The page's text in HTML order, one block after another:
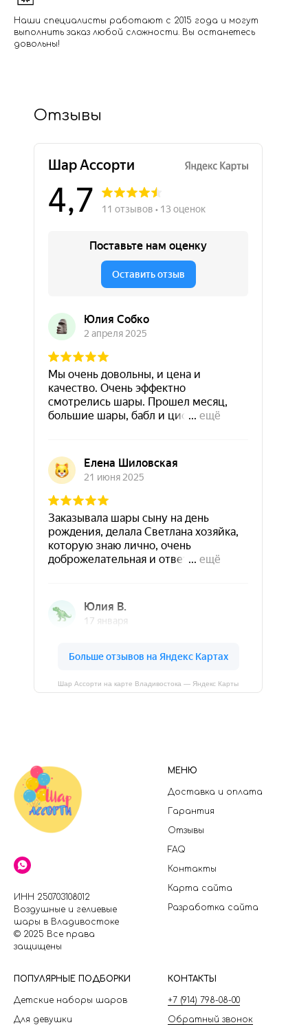
Наши специалисты работают с 2015 года и могут
выполнить заказ любой сложности. Вы останетесь
довольны!
Отзывы
Шар Ассорти на карте Владивостока — Яндекс Карты
ИНН 250703108012
Воздушные и гелиевые
шары в Владивостоке
© 2025 Все права
защищены
МЕНЮ
Доставка и оплата
Гарантия
Отзывы
FAQ
Контакты
Карта сайта
Разработка сайта
ПОПУЛЯРНЫЕ ПОДБОРКИ
Детские наборы шаров
Для девушки
КОНТАКТЫ
+7 (914) 798-08-00
Обратный звонок